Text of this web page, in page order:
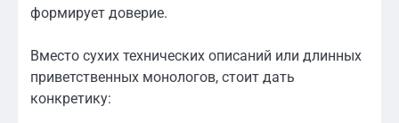
формирует доверие.
Вместо сухих технических описаний или длинных
приветственных монологов, стоит дать
конкретику: